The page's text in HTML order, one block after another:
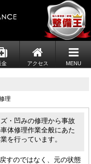
金 アクセス MENU
理
・凹みの修理から事故
体修理作業全般にあた
を行っています。
すのではなく、元の状態